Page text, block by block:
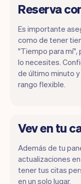
Reserva
Es importante
como de tener
"Tiempo para
lo necesites.
de último minuto
rango flexible.
Vev en tu
Además de tu
actualizaciones
tener tus citas
en un solo lugar.